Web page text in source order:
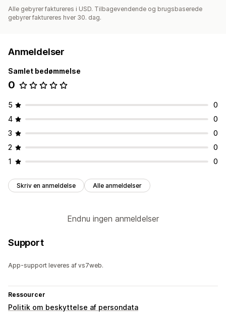
Alle gebyrer faktureres i USD. Tilbagevendende og brugsbaserede
gebyrer faktureres hver 30. dag.
Anmeldelser
Samlet bedømmelse
0
5
0
4
0
3
0
2
0
1
0
Skriv en anmeldelse Alle anmeldelser
Endnu ingen anmeldelser
Support
App-support leveres af vs7web.
Ressourcer
Politik om beskyttelse af persondata